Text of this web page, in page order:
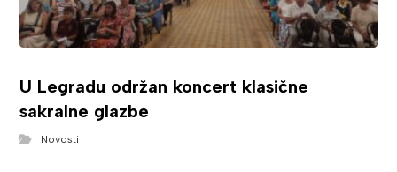
U Legradu održan koncert klasične
sakralne glazbe
Novosti